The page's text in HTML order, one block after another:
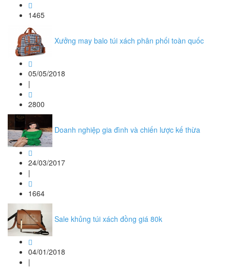
1465
Xưởng may balo túi xách phân phối toàn quốc
05/05/2018
|
2800
Doanh nghiệp gia đình và chiến lược kế thừa
24/03/2017
|
1664
Sale khủng túi xách đồng giá 80k
04/01/2018
|